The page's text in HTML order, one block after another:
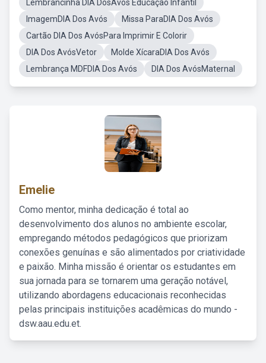
Lembrancinha DIA DosAvos Educação Infantil
ImagemDIA Dos Avós
Missa ParaDIA Dos Avós
Cartão DIA Dos AvósPara Imprimir E Colorir
DIA Dos AvósVetor
Molde XícaraDIA Dos Avós
Lembrança MDFDIA Dos Avós
DIA Dos AvósMaternal
Emelie
Como mentor, minha dedicação é total ao
desenvolvimento dos alunos no ambiente escolar,
empregando métodos pedagógicos que priorizam
conexões genuínas e são alimentados por criatividade
e paixão. Minha missão é orientar os estudantes em
sua jornada para se tornarem uma geração notável,
utilizando abordagens educacionais reconhecidas
pelas principais instituições acadêmicas do mundo -
dsw.aau.edu.et.